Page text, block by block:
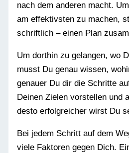
nach dem anderen macht.
am effektivsten zu machen,
schriftlich – einen Plan
Um dorthin zu gelangen, wo
musst Du genau wissen,
genauer Du dir die Schritte
Deinen Zielen vorstellen und
desto erfolgreicher wirst Du
Bei jedem Schritt auf dem
viele Faktoren gegen Dich.